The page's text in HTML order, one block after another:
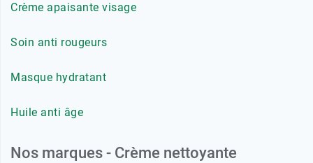
Crème apaisante visage
Soin anti rougeurs
Masque hydratant
Huile anti âge
Nos marques - Crème nettoyante